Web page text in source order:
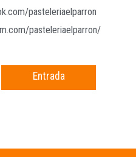
pasteleriaelparron
pasteleriaelparron/
Entrada